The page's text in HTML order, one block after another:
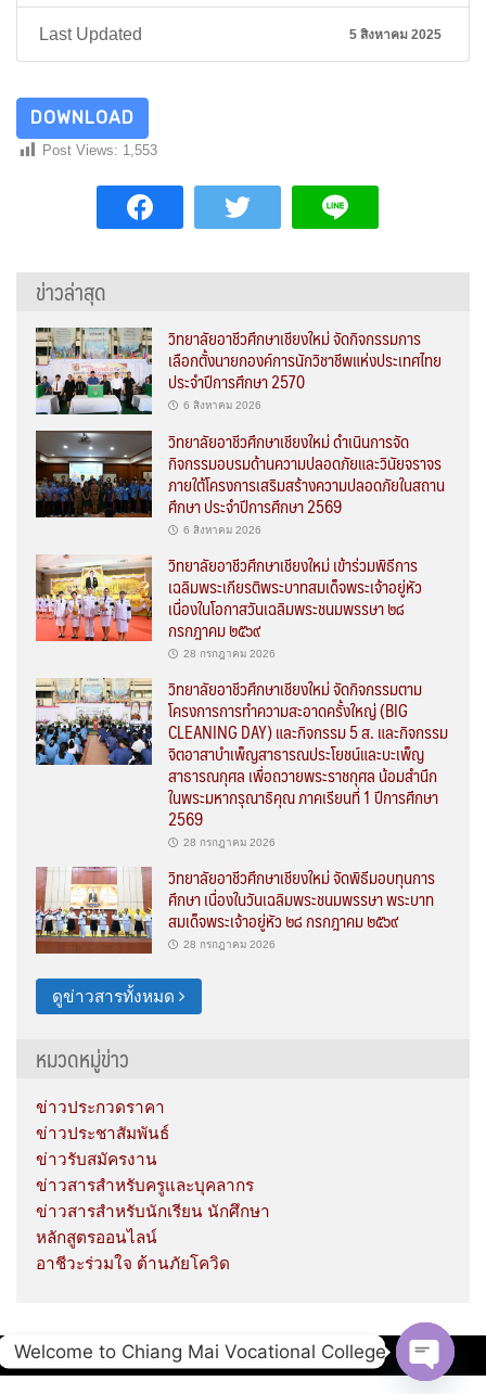
Last Updated 5 สิงหาคม 2025
DOWNLOAD
Post Views: 1,553
ข่าวล่าสุด
วิทยาลัยอาชีวศึกษาเชียงใหม่ จัดกิจกรรมการ
เลือกตั้งนายกองค์การนักวิชาชีพแห่งประเทศไทย
ประจำปีการศึกษา 2570
6 สิงหาคม 2026
วิทยาลัยอาชีวศึกษาเชียงใหม่ ดำเนินการจัด
กิจกรรมอบรมด้านความปลอดภัยและวินัยจราจร
ภายใต้โครงการเสริมสร้างความปลอดภัยในสถาน
ศึกษา ประจำปีการศึกษา 2569
6 สิงหาคม 2026
วิทยาลัยอาชีวศึกษาเชียงใหม่ เข้าร่วมพิธีการ
เฉลิมพระเกียรติพระบาทสมเด็จพระเจ้าอยู่หัว
เนื่องในโอกาสวันเฉลิมพระชนมพรรษา ๒๘
กรกฎาคม ๒๕๖๙
28 กรกฎาคม 2026
วิทยาลัยอาชีวศึกษาเชียงใหม่ จัดกิจกรรมตาม
โครงการการทำความสะอาดครั้งใหญ่ (BIG
CLEANING DAY) และกิจกรรม 5 ส. และกิจกรรม
จิตอาสาบำเพ็ญสาธารณประโยชน์และบะเพ็ญ
สาธารณกุศล เพื่อถวายพระราชกุศล น้อมสำนึก
ในพระมหากรุณาธิคุณ ภาคเรียนที่ 1 ปีการศึกษา
2569
28 กรกฎาคม 2026
วิทยาลัยอาชีวศึกษาเชียงใหม่ จัดพิธีมอบทุนการ
ศึกษา เนื่องในวันเฉลิมพระชนมพรรษา พระบาท
สมเด็จพระเจ้าอยู่หัว ๒๘ กรกฎาคม ๒๕๖๙
28 กรกฎาคม 2026
ดูข่าวสารทั้งหมด
หมวดหมู่ข่าว
ข่าวประกวดราคา
ข่าวประชาสัมพันธ์
ข่าวรับสมัครงาน
ข่าวสารสำหรับครูและบุคลากร
ข่าวสารสำหรับนักเรียน นักศึกษา
หลักสูตรออนไลน์
อาชีวะร่วมใจ ต้านภัยโควิด
Copyright © 2020 Chiang Mai Vocational College.
Welcome to Chiang Mai Vocational College